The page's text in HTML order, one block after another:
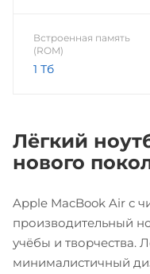
Лёгкий
нового
Apple MacBook Air с
производительный
учёбы и творчества.
минималистичный
Встроенная память
(ROM)
1 Тб